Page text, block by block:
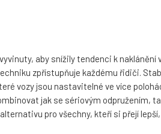
aby snížily tendenci k naklánění
zpřístupňuje každému řidiči.
vozy jsou nastavitelné ve více
jak se sériovým odpružením,
pro všechny, kteří si přejí